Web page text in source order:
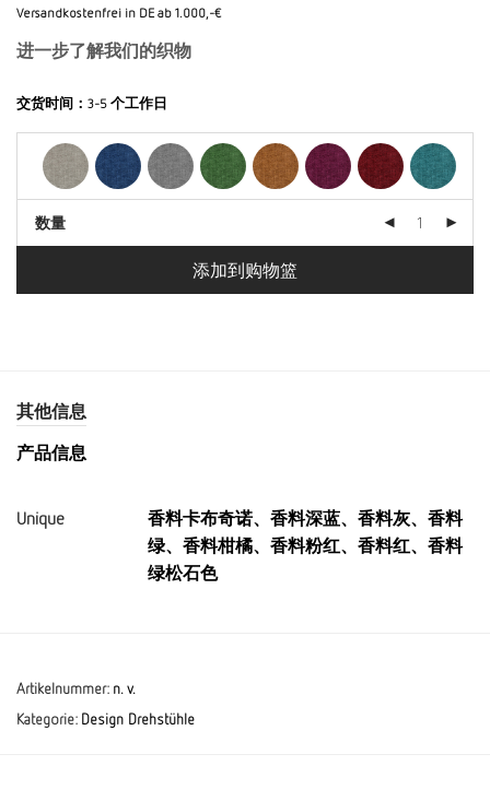
90,00
欧
元
ist:
72,00 €.
Versandkostenfrei in DE ab 1.000,-€
进一步了解我们的织物
交货时间： 3-5 个工作日
数量
添加到购物篮
其他信息
产品信息
Unique
香料卡布奇诺、香料深蓝、香料灰、香料
绿、香料柑橘、香料粉红、香料红、香料
绿松石色
Artikelnummer: n. v.
Kategorie: Design Drehstühle